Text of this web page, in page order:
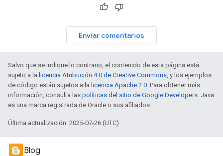
Enviar comentarios
Salvo que se indique lo contrario, el contenido de esta página está
sujeto a la licencia Atribución 4.0 de Creative Commons, y los ejemplos
de código están sujetos a la licencia Apache 2.0. Para obtener más
información, consulta las políticas del sitio de Google Developers. Java
es una marca registrada de Oracle o sus afiliados.
Última actualización: 2025-07-26 (UTC)
Blog